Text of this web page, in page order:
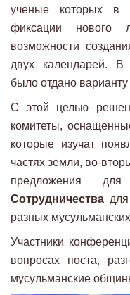
ученые которых в
фиксации нового
возможности
двух календарей. В
было отдано
С этой целью
комитеты,
которые изучат
частях земли, во-
предложения
Сотрудничества
разных
Участники
вопросах поста,
мусульманские